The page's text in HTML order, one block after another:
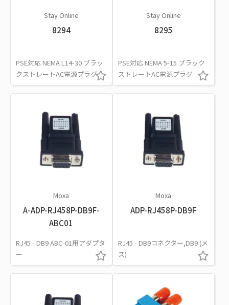
Stay Online
8294
PSE対応 NEMA L14-30 ブラッ
クストレートAC電源プラグ
Stay Online
8295
PSE対応 NEMA 5-15 ブラック
ストレートAC電源プラグ
Moxa
A-ADP-RJ458P-DB9F-
ABC01
RJ45 - DB9 ABC-01用アダプタ
ー
Moxa
ADP-RJ458P-DB9F
RJ45 - DB9コネクター,DB9 (メ
ス)